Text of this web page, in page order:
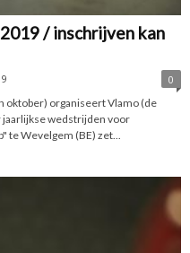
/ inschrijven kan
0
oktober) organiseert Vlamo (de
wedstrijden voor
te Wevelgem (BE) zet...